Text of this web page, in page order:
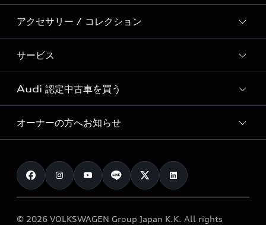
Audi Sport
Formula 1®
デジタルサービス
新車在庫検索
試乗車・展示車検索
見積り依頼
試乗予約
モデル一覧
特別仕様モデル / 限定モデル
e-tronラインアップ
価格シミュレーション
車両比較
カタログ一覧
アクセサリー / コレクション
純正アクセサリー
オンラインショップ
Audi collection
アウディナビアプリ
サービス
サービス入庫予約
サービスプログラム
メンテナンス
車検 / 定期点検
e-tronアフターサポート
Audi 認定中古車を買う
Audi認定中古車
クオリティ
保証
メンテナンス
オーナーの方へお知らせ
お知らせ
オーナー様向けキャンペーン
© 2026 VOLKSWAGEN Group Japan K.K. All rights